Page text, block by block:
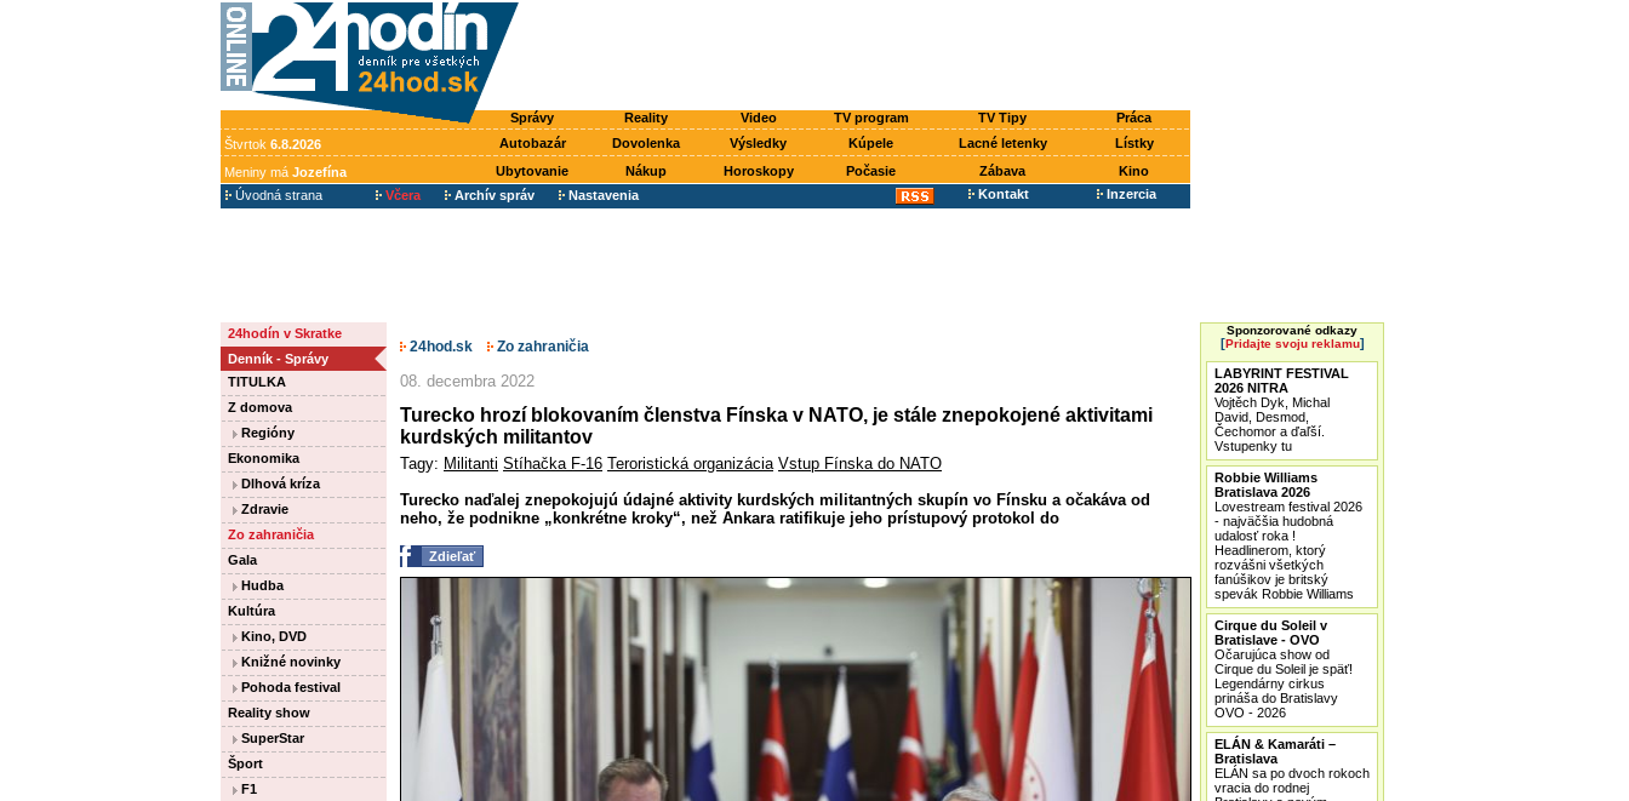
Správy Reality Video TV program TV Tipy
Práca
Štvrtok 6.8.2026 Autobazár Dovolenka Výsledky Kúpele Lacné letenky
Lístky
Meniny má Jozefína Ubytovanie Nákup Horoskopy Počasie Zábava
Kino
Úvodná strana
Včera Archív správ Nastavenia Kontakt Inzercia
24hodín v Skratke
Denník - Správy
TITULKA
Z domova
Regióny
Ekonomika
Dlhová kríza
Zdravie
Zo zahraničia
Gala
Hudba
Kultúra
Kino, DVD
Knižné novinky
Pohoda festival
Reality show
SuperStar
Šport
F1
24hod.sk Zo zahraničia
08. decembra 2022
Turecko hrozí blokovaním členstva Fínska v NATO, je stále znepokojené aktivitami
kurdských militantov
Tagy: Militanti Stíhačka F-16 Teroristická organizácia Vstup Fínska do NATO
Turecko naďalej znepokojujú údajné aktivity kurdských militantných skupín vo Fínsku a očakáva od
neho, že podnikne „konkrétne kroky“, než Ankara ratifikuje jeho prístupový protokol do
Zdieľať
Sponzorované odkazy
[Pridajte svoju reklamu]
LABYRINT FESTIVAL
2026 NITRA
Vojtěch Dyk, Michal
David, Desmod,
Čechomor a ďaľší.
Vstupenky tu
Robbie Williams
Bratislava 2026
Lovestream festival 2026
- najväčšia hudobná
udalosť roka !
Headlinerom, ktorý
rozvášni všetkých
fanúšikov je britský
spevák Robbie Williams
Cirque du Soleil v
Bratislave - OVO
Očarujúca show od
Cirque du Soleil je späť!
Legendárny cirkus
prináša do Bratislavy
OVO - 2026
ELÁN & Kamaráti –
Bratislava
ELÁN sa po dvoch rokoch
vracia do rodnej